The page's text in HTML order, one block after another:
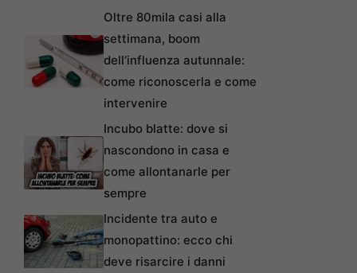
Oltre 80mila casi alla
settimana, boom
dell’influenza autunnale:
come riconoscerla e come
intervenire
Incubo blatte: dove si
nascondono in casa e
come allontanarle per
sempre
Incidente tra auto e
monopattino: ecco chi
deve risarcire i danni